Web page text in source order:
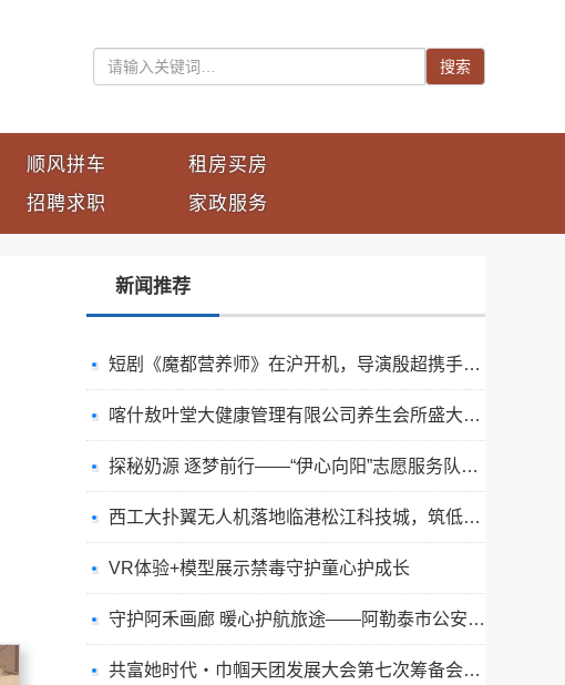
搜索
顺风拼车
招聘求职
租房买房
家政服务
新闻推荐
短剧《魔都营养师》在沪开机，导演殷超携手礼仪专家周思敏聚焦国民健康
喀什敖叶堂大健康管理有限公司养生会所盛大开业
​探秘奶源 逐梦前行——“伊心向阳”志愿服务队开展幼儿园科普公益志愿活动
西工大扑翼无人机落地临港松江科技城，筑低空产业新标杆
VR体验+模型展示禁毒守护童心护成长
守护阿禾画廊 暖心护航旅途——阿勒泰市公安局交通管理大队创新举措筑牢阿禾公路平安防线
共富她时代・巾帼天团发展大会第七次筹备会圆满举行——聚势启新程 巾帼耀华章